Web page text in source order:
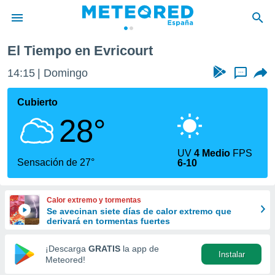
de
por
se
calidad.
a este
las
y
forma
digital
basada
El Tiempo en Evricourt
14:15 Domingo ...
Cubierto
28°
Sensación de 27°
UV4 Medio FPS
6-10
Calor extremo y tormentas
Se avecinan siete días de calor extremo que
derivará en tormentas fuertes
¡Descarga GRATIS la app de
Meteored!
Instalar